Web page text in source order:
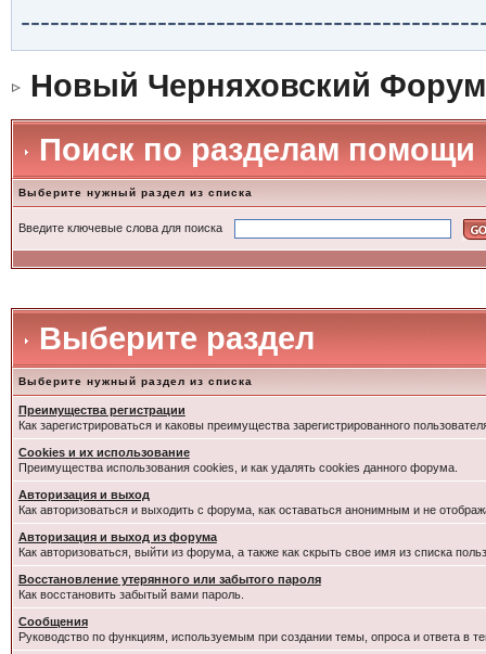
Новый Черняховский Форум
Поиск по разделам помощи
Выберите нужный раздел из списка
Введите ключевые слова для поиска
Выберите раздел
Выберите нужный раздел из списка
Преимущества регистрации
Как зарегистрироваться и каковы преимущества зарегистрированного
Cookies и их использование
Преимущества использования cookies, и как удалять cookies данного форума.
Авторизация и выход
Как авторизоваться и выходить с форума, как оставаться анонимным и не
Авторизация и выход из форума
Как авторизоваться, выйти из форума, а также как скрыть свое имя из списка
Восстановление утерянного или забытого пароля
Как восстановить забытый вами пароль.
Сообщения
Руководство по функциям, используемым при создании темы, опроса и ответа в